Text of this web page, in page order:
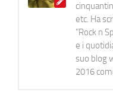
etc. Ha
"Rock n
e i
suo blog
2016